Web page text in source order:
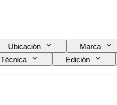
Ubicación Marca
Técnica Edición
Tipo de prismáticos